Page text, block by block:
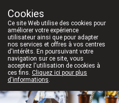
nous serons à nouveau ouverts
Aujourd'hui A présent
Cookies
Ce site Web utilise des cookies pour
améliorer votre expérience
utilisateur ainsi que pour adapter
nos services et offres à vos centres
d'intérêts. En poursuivant votre
navigation sur ce site, vous
acceptez l'utilisation de cookies à
ces fins. Cliquez ici pour plus
d'informations.